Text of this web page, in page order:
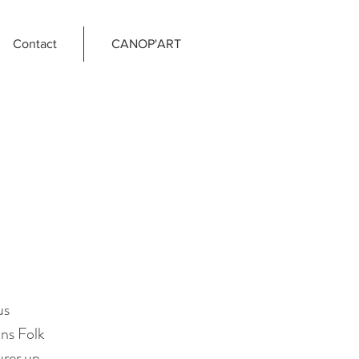
Contact CANOP'ART
Folk